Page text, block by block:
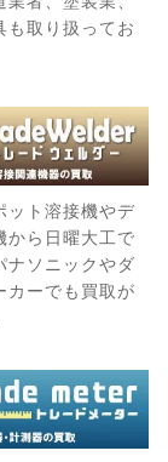
も取り扱ってお
ット溶接機やデ
から日曜大工で
ナソニックやダ
カーでも買取が